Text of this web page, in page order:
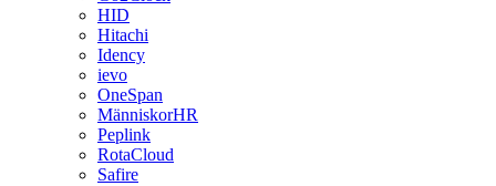
HID
Hitachi
Idency
ievo
OneSpan
MänniskorHR
Peplink
RotaCloud
Safire